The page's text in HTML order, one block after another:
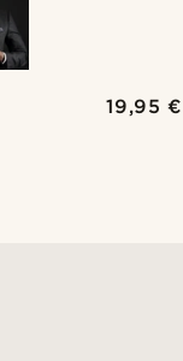
19,95 €